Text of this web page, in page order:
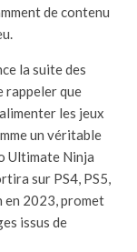
de contenu
la suite des
rappeler que
les jeux
un véritable
Ultimate Ninja
sur PS4, PS5,
en 2023, promet
issus de